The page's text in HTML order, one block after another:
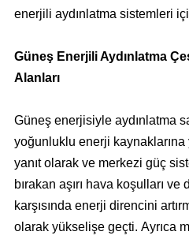
enerjili aydınlatma sistemleri
Güneş Enerjili Aydınlatma
Alanları
Güneş enerjisiyle aydınlatma
yoğunluklu enerji
yanıt olarak ve merkezi güç
bırakan aşırı hava koşulları
karşısında enerji direncini
olarak yükselişe geçti. Ayrıca